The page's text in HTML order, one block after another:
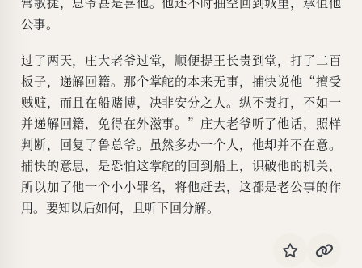
公事。
过了两天，庄大老爷过堂，顺便提王长贵到堂，打了二百
板子，递解回籍。那个掌舵的本来无事，捕快说他“擅受
贼赃，而且在船赌博，决非安分之人。纵不责打，不如一
并递解回籍，免得在外滋事。”庄大老爷听了他话，照样
判断，回复了鲁总爷。虽然多办一个人，他却并不在意。
捕快的意思，是恐怕这掌舵的回到船上，识破他的机关，
所以加了他一个小小罪名，将他赶去，这都是老公事的作
用。要知以后如何，且听下回分解。